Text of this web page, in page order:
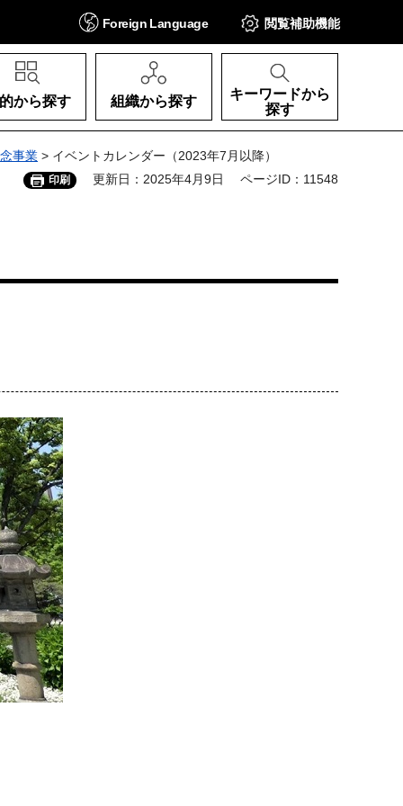
Foreign Language 閲覧補助機能
から探す 組織から探す
キーワードから
探す
事業 > イベントカレンダー（2023年7月以降）
印刷 更新日：2025年4月9日 ページID：11548